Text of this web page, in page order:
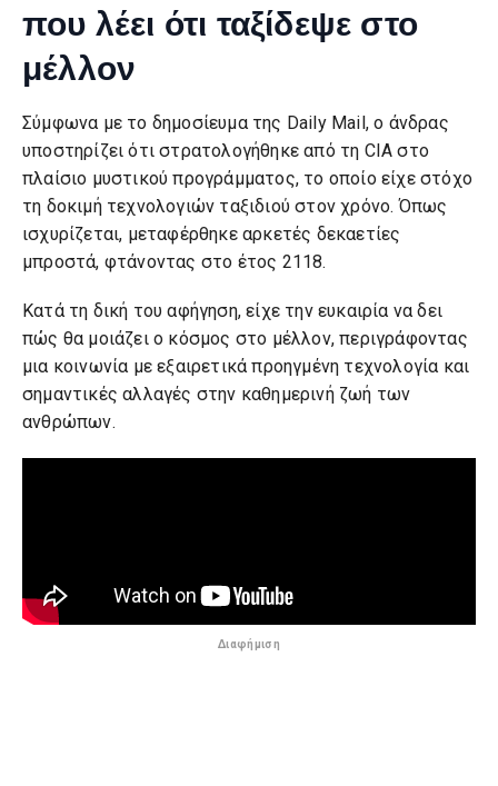
που λέει ότι ταξίδεψε στο
μέλλον
Σύμφωνα με το δημοσίευμα της Daily Mail, ο άνδρας
υποστηρίζει ότι στρατολογήθηκε από τη CIA στο
πλαίσιο μυστικού προγράμματος, το οποίο είχε στόχο
τη δοκιμή τεχνολογιών ταξιδιού στον χρόνο. Όπως
ισχυρίζεται, μεταφέρθηκε αρκετές δεκαετίες
μπροστά, φτάνοντας στο έτος 2118.
Κατά τη δική του αφήγηση, είχε την ευκαιρία να δει
πώς θα μοιάζει ο κόσμος στο μέλλον, περιγράφοντας
μια κοινωνία με εξαιρετικά προηγμένη τεχνολογία και
σημαντικές αλλαγές στην καθημερινή ζωή των
ανθρώπων.
Διαφήμιση